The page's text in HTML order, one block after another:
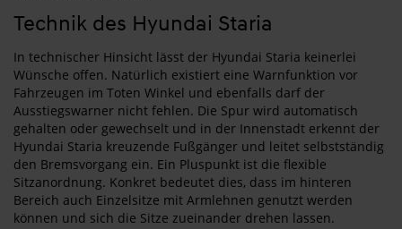
Technik des Hyundai Staria
In technischer Hinsicht lässt der Hyundai Staria keinerlei
Wünsche offen. Natürlich existiert eine Warnfunktion vor
Fahrzeugen im Toten Winkel und ebenfalls darf der
Ausstiegswarner nicht fehlen. Die Spur wird automatisch
gehalten oder gewechselt und in der Innenstadt erkennt der
Hyundai Staria kreuzende Fußgänger und leitet selbstständig
den Bremsvorgang ein. Ein Pluspunkt ist die flexible
Sitzanordnung. Konkret bedeutet dies, dass im hinteren
Bereich auch Einzelsitze mit Armlehnen genutzt werden
können und sich die Sitze zueinander drehen lassen.